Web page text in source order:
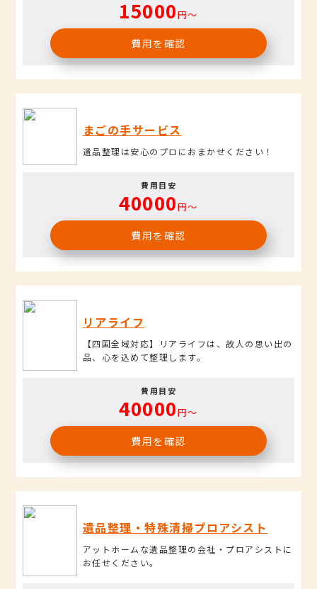
15000円〜
費用を確認
まごの手サービス
遺品整理は安心のプロにおまかせください！
費用目安
40000円〜
費用を確認
リアライフ
【四国全域対応】リアライフは、故人の思い出の
品、心を込めて整理します。
費用目安
40000円〜
費用を確認
遺品整理・特殊清掃プロアシスト
アットホームな遺品整理の会社・プロアシストに
お任せください。